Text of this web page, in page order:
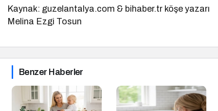
Kaynak: guzelantalya.com & bihaber.tr köşe yazarı
Melina Ezgi Tosun
Benzer Haberler